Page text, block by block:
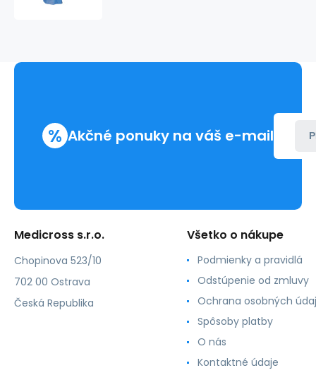
% Akčné ponuky na váš e-mail
Medicross s.r.o.
Chopinova 523/10
702 00 Ostrava
Česká Republika
Všetko o nákupe
Podmienky a pravidlá
Odstúpenie od zmluvy
Ochrana osobných
Spôsoby platby
O nás
Kontaktné údaje